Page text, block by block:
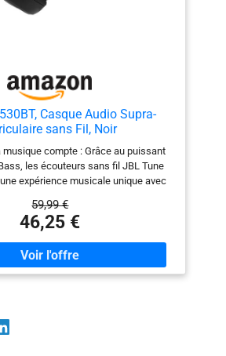
des environnements bruyants.
Casque Audio Supra-
sans Fil, Noir
musique compte : Grâce au puissant
les écouteurs sans fil JBL Tune
expérience musicale unique avec
: Profitez de jusqu’à 76
et bénéficiez de 5 heures
en seulement 5 minutes de charge
Commandes simples et appels
simple pression sur un bouton, les
Bluetooth double : Grâce à la
59,99 €
46,25 €